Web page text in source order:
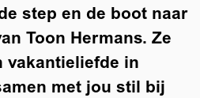
step en de boot naar
Toon Hermans. Ze
vakantieliefde in
met jou stil bij